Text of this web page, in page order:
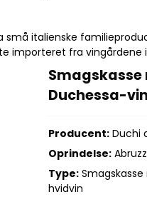
små italienske
importeret fra vingårdene
Smagskasse
Duchessa-
Producent: Duchi
Oprindelse:
Type:
hvidvin